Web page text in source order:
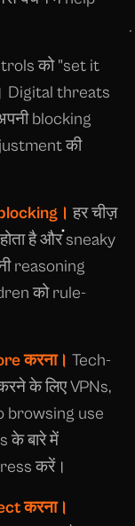
को "set it
Digital threats
blocking
की
हर चीज़
है और sneaky
reasoning
को rule-
करना। Tech-
के लिए VPNs,
browsing use
के बारे में
करें।
करना।